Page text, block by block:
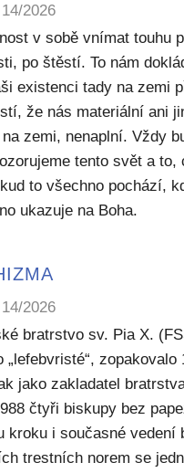
2026
v sobě vnímat touhu
po štěstí. To nám
existenci tady na zemi
že nás materiální ani
zemi, nenaplní. Vždy
tento svět a to,
to všechno pochází,
ukazuje na Boha.
2026
bratrstvo sv. Pia X.
„lefebvristé“, zopakovalo
jako zakladatel
čtyři biskupy bez
kroku i současné vedení
trestních norem se